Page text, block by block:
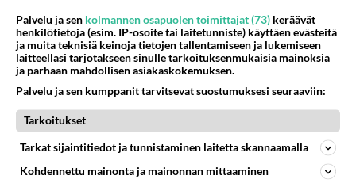
Jos SDP ei voita reilusti, persut kumoavat demokratian Suomesta
Näin tekisi ainakin Rydman seuratessaan idolinsa Trumpin mallia https://www.is.fi/politiikka/art-2000012187244.html
313
Uuden TTK-juontajan ympärillä epätietoisuus sakenee - Nyt MTV hämmentää soppaa
Mitä tuot pöytään parisuhteessa? 411
Martinan bisneksillä ei mene hyvin 293
Palvelu ja sen kolmannen osapuolen toimittajat (73) keräävät
henkilötietoja (esim. IP-osoite tai laitetunniste) käyttäen evästeitä
ja muita teknisiä keinoja tietojen tallentamiseen ja lukemiseen
laitteellasi tarjotakseen sinulle tarkoituksenmukaisia mainoksia
ja parhaan mahdollisen asiakaskokemuksen.
Palvelu ja sen kumppanit tarvitsevat suostumuksesi seuraaviin:
Tarkoitukset
Tarkat sijaintitiedot ja tunnistaminen laitetta skannaamalla
Kohdennettu mainonta ja mainonnan mittaaminen